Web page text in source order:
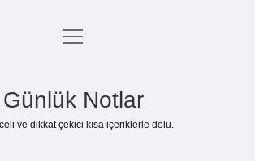
Anasayfa
menüyü
Günlük Notlar
ve dikkat çekici kısa içeriklerle dolu.